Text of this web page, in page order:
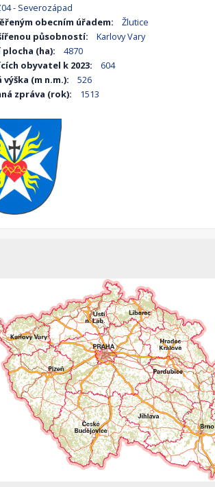
- Severozápad
obecním úřadem:
Žlutice
působností:
Karlovy Vary
(ha):
4870
obyvatel k 2023:
604
(m n.m.):
526
zpráva (rok):
1513